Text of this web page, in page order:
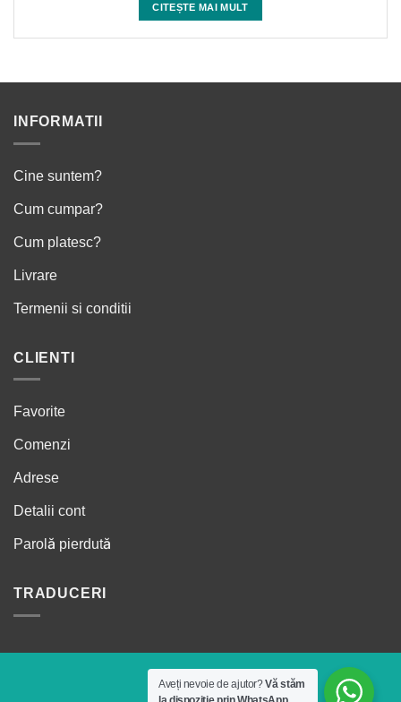
fost:
2.499 lei.
CITEȘTE MAI MULT
INFORMATII
Cine suntem?
Cum cumpar?
Cum platesc?
Livrare
Termenii si conditii
CLIENTI
Favorite
Comenzi
Adrese
Detalii cont
Parolă pierdută
TRADUCERI
Aveți nevoie de ajutor?Vă stăm